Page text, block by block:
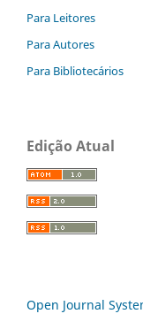
Para Leitores
Para Autores
Para Bibliotecários
Edição Atual
Open Journal